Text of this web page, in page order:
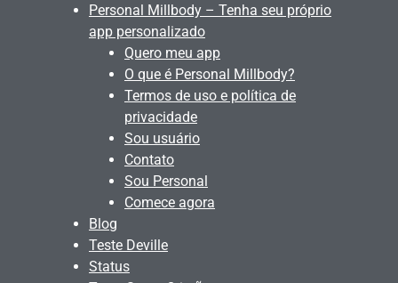
Personal Millbody – Tenha seu próprio
app personalizado
Quero meu app
O que é Personal Millbody?
Termos de uso e política de
privacidade
Sou usuário
Contato
Sou Personal
Comece agora
Blog
Teste Deville
Status